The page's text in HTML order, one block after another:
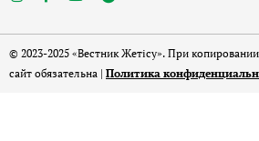
© 2023-2025 «Вестник Жетісу». При
сайт обязательна | Политика